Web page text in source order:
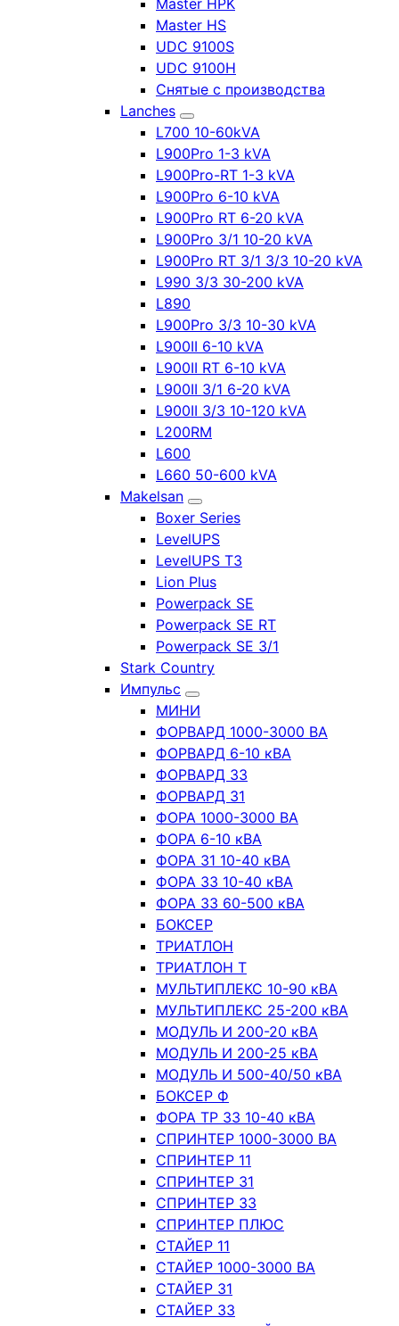
Master HPK
Master HS
UDC 9100S
UDC 9100H
Снятые с производства
Lanches
L700 10-60kVA
L900Pro 1-3 kVA
L900Pro-RT 1-3 kVA
L900Pro 6-10 kVA
L900Pro RT 6-20 kVA
L900Pro 3/1 10-20 kVA
L900Pro RT 3/1 3/3 10-20 kVA
L990 3/3 30-200 kVA
L890
L900Pro 3/3 10-30 kVA
L900II 6-10 kVA
L900II RT 6-10 kVA
L900II 3/1 6-20 kVA
L900II 3/3 10-120 kVA
L200RM
L600
L660 50-600 kVA
Makelsan
Boxer Series
LevelUPS
LevelUPS T3
Lion Plus
Powerpack SE
Powerpack SE RT
Powerpack SE 3/1
Stark Country
Импульс
МИНИ
ФОРВАРД 1000-3000 ВА
ФОРВАРД 6-10 кВА
ФОРВАРД 33
ФОРВАРД 31
ФОРА 1000-3000 ВА
ФОРА 6-10 кВА
ФОРА 31 10-40 кВА
ФОРА 33 10-40 кВА
ФОРА 33 60-500 кВА
БОКСЕР
ТРИАТЛОН
ТРИАТЛОН Т
МУЛЬТИПЛЕКС 10-90 кВА
МУЛЬТИПЛЕКС 25-200 кВА
МОДУЛЬ И 200-20 кВА
МОДУЛЬ И 200-25 кВА
МОДУЛЬ И 500-40/50 кВА
БОКСЕР Ф
ФОРА ТР 33 10-40 кВА
СПРИНТЕР 1000-3000 ВА
СПРИНТЕР 11
СПРИНТЕР 31
СПРИНТЕР 33
СПРИНТЕР ПЛЮС
СТАЙЕР 11
СТАЙЕР 1000-3000 ВА
СТАЙЕР 31
СТАЙЕР 33